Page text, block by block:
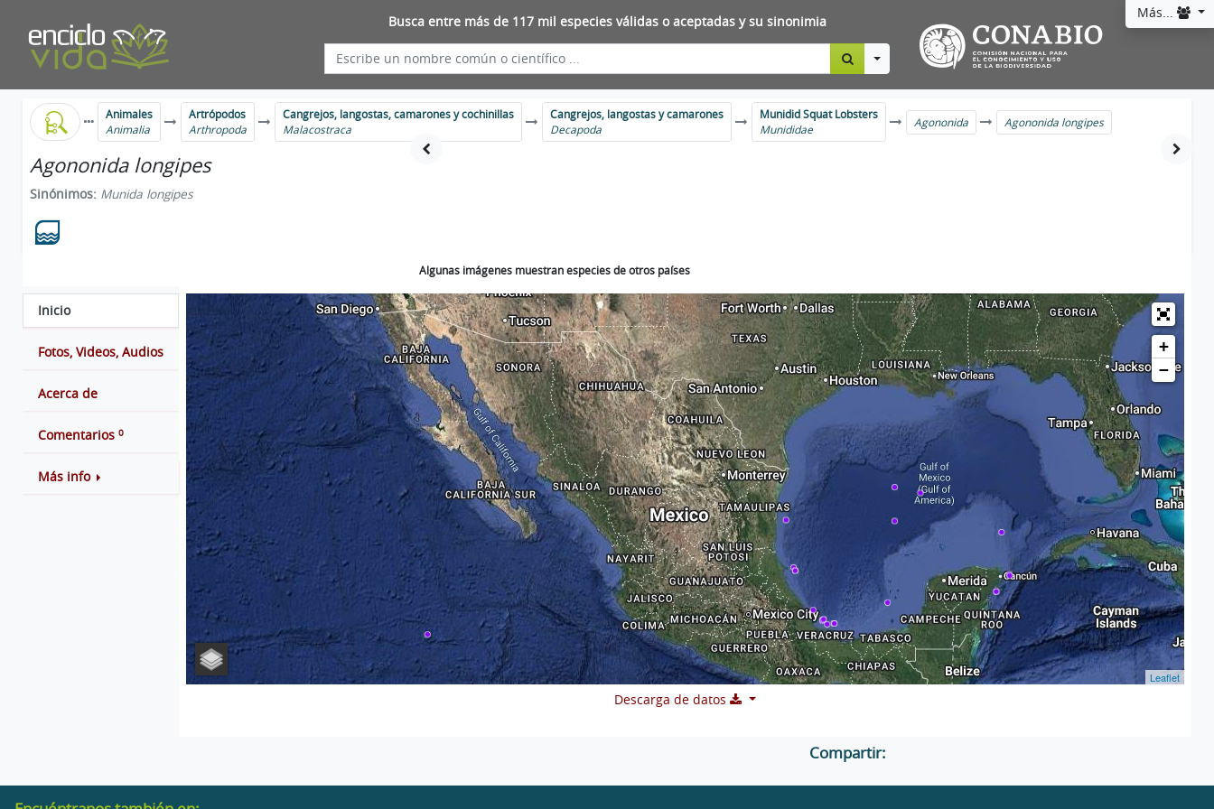
Más...
Busca entre más de 117 mil especies válidas o aceptadas y su sinonimia
Toggle Dropdown
Animales
Animalia
Artrópodos
Arthropoda
Cangrejos, langostas, camarones y cochinillas
Malacostraca
Cangrejos, langostas y camarones
Decapoda
Munidid Squat Lobsters
Munididae
Agononida Agononida longipes
Agononida longipes
Sinónimos: Munida longipes
Algunas imágenes muestran especies de otros países
Inicio
Fotos, Videos, Audios
Acerca de
Comentarios 0
Más info
+
−
Leaflet
Descarga de datos
Compartir: